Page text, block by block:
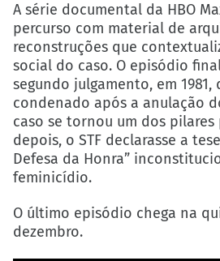
A série documental da HBO
percurso com material de
reconstruções que
social do caso. O episódio
segundo julgamento, em
condenado após a anulação
caso se tornou um dos pilares
depois, o STF declarasse a
Defesa da Honra”
feminicídio.
O último episódio chega na
dezembro.